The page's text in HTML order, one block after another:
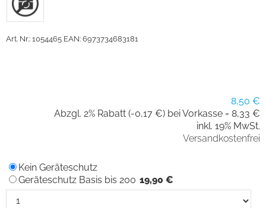
Art. Nr.: 1054465 EAN: 6973734683181
8,50 €
Abzgl. 2% Rabatt (-0,17 €) bei Vorkasse = 8,33 €
inkl. 19% MwSt.
Versandkostenfrei
Kein Geräteschutz
Geräteschutz Basis bis 200 19,90 €